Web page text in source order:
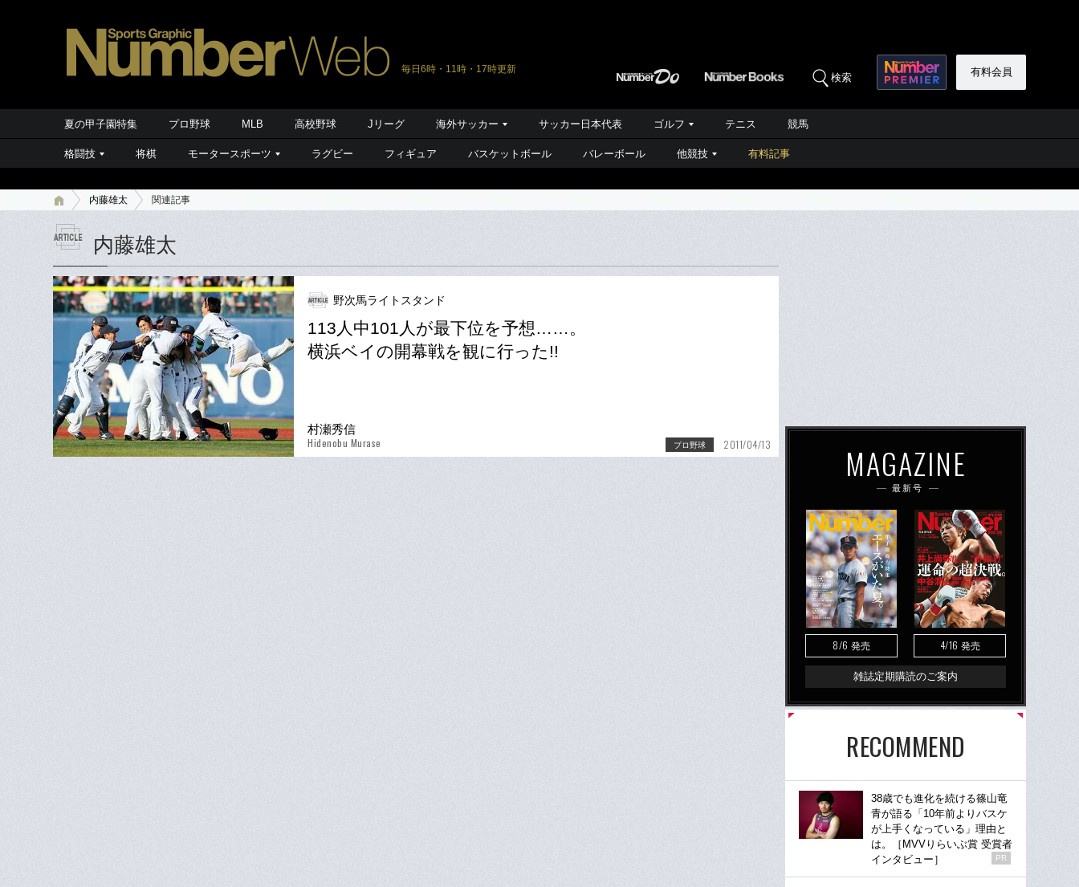
毎日6時・11時・17時更新
検索 有料会員
夏の甲子園特集 プロ野球 MLB 高校野球 Jリーグ 海外サッカー サッカー日本代表 ゴルフ テニス 競馬
格闘技 将棋 モータースポーツ ラグビー フィギュア バスケットボール バレーボール 他競技 有料記事
内藤雄太 関連記事
内藤雄太
野次馬ライトスタンド
113人中101人が最下位を予想……。
横浜ベイの開幕戦を観に行った!!
村瀬秀信
Hidenobu Murase プロ野球 2011/04/13 MAGAZINE
最新号
8/6 発売 4/16 発売
雑誌定期購読のご案内
RECOMMEND
38歳でも進化を続ける篠山竜
青が語る「10年前よりバスケ
が上手くなっている」理由と
は。［MVVりらいぶ賞 受賞者
インタビュー］
PR